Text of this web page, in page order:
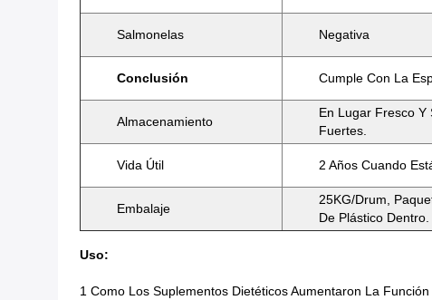
Salmonelas Negativa
Conclusión Cumple Con La
Almacenamiento
En Lugar Fresco Y
Fuertes.
Vida Útil 2 Años Cuando
Embalaje
25KG/drum,
De Plástico Dentro.
Uso:
1 Como Los Suplementos Dietéticos Aumentaron La